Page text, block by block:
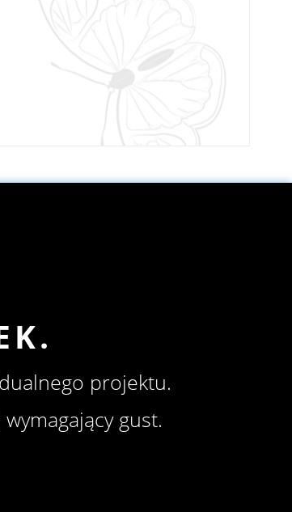
projektu.
gust.